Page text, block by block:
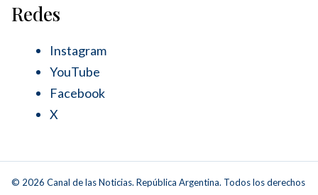
Redes
Instagram
YouTube
Facebook
X
© 2026 Canal de las Noticias. República Argentina. Todos los derechos